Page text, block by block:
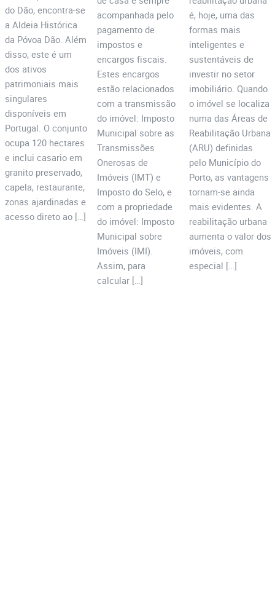
do Dão, encontra-se
a Aldeia Histórica
da Póvoa Dão. Além
disso, este é um
dos ativos
patrimoniais mais
singulares
disponíveis em
Portugal. O conjunto
ocupa 120 hectares
e inclui casario em
granito preservado,
capela, restaurante,
zonas ajardinadas e
acesso direto ao […]
sua casa e
da sua
carteira
acompanhada pelo
pagamento de
impostos e
encargos fiscais.
Estes encargos
estão relacionados
com a transmissão
do imóvel: Imposto
Municipal sobre as
Transmissões
Onerosas de
Imóveis (IMT) e
Imposto do Selo, e
com a propriedade
do imóvel: Imposto
Municipal sobre
Imóveis (IMI).
Assim, para
calcular […]
é, hoje, uma das
formas mais
inteligentes e
sustentáveis de
investir no setor
imobiliário. Quando
o imóvel se localiza
numa das Áreas de
Reabilitação Urbana
(ARU) definidas
pelo Município do
Porto, as vantagens
tornam-se ainda
mais evidentes. A
reabilitação urbana
aumenta o valor dos
imóveis, com
especial […]